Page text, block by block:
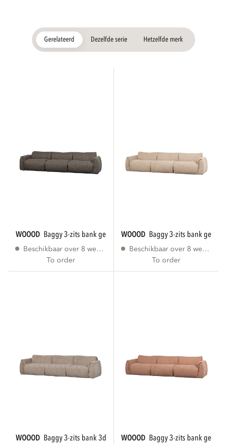
Gerelateerd Dezelfde serie Hetzelfde merk
WOOOD baggy 3-zits bank geweven stof...
Beschikbaar over 8 weken
To order
WOOOD baggy 3-zits bank
Beschikbaar over 8 weken
To order
WOOOD baggy 3-zits bank 3d chenille zand
WOOOD baggy 3-zits bank